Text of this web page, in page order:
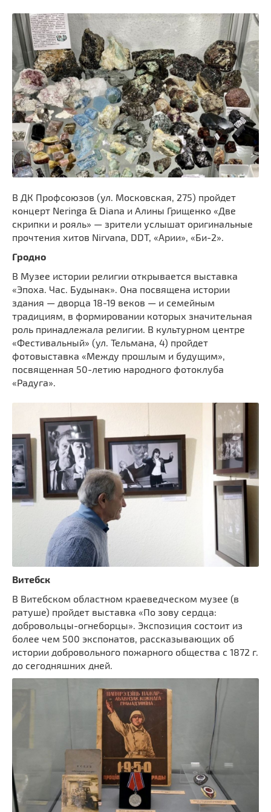
В ДК Профсоюзов (ул. Московская, 275) пройдет
концерт Neringa & Diana и Алины Грищенко «Две
скрипки и рояль» — зрители услышат оригинальные
прочтения хитов Nirvana, DDT, «Арии», «Би-2».
Гродно
В Музее истории религии открывается выставка
«Эпоха. Час. Будынак». Она посвящена истории
здания — дворца 18-19 веков — и семейным
традициям, в формировании которых значительная
роль принадлежала религии. В культурном центре
«Фестивальный» (ул. Тельмана, 4) пройдет
фотовыставка «Между прошлым и будущим»,
посвященная 50-летию народного фотоклуба
«Радуга».
Витебск
В Витебском областном краеведческом музее (в
ратуше) пройдет выставка «По зову сердца:
добровольцы-огнеборцы». Экспозиция состоит из
более чем 500 экспонатов, рассказывающих об
истории добровольного пожарного общества с 1872 г.
до сегодняшних дней.